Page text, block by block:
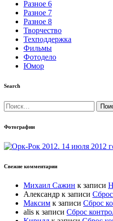
Разное 6
Разное 7
Разное 8
Творчество
Техподдержка
Фильмы
Фотодело
Юмор
Search
Найти:
Фотографии
Свежие комментарии
Михаил Сажин к записи
Александр к записи
Максим к записи Сброс
alis к записи Сброс